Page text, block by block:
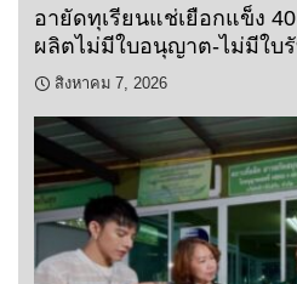
อายัดทุเรียนแช่เยือกแข็ง
ผลิตไม่มีใบอนุญาต-ไม่มีใบ
สิงหาคม 7, 2026